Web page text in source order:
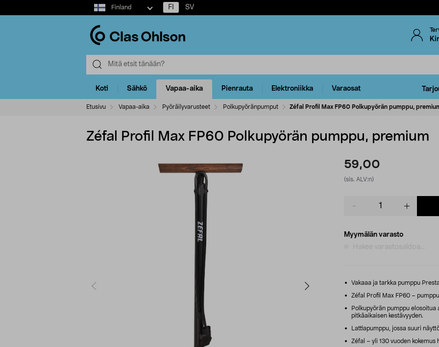
Select
market
Finland FI SV
Koti Sähkö Vapaa-aika Pienrauta Elektroniikka Varaosat
Etusivu Vapaa-aika Pyöräilyvarusteet Polkupyöränpumput Zéfal Profil Max FP60 Polkupyörän pumppu,
Zéfal Profil Max FP60 Polkupyörän pumppu, premium
59,00
(sis. ALV:n)
Myymälän varasto
Hakee varastosaldoa...
Vakaaa ja tarkka pumppu
Zéfal Profil Max FP60 –
Polkupyörän pumppu
pitkäaikaisen kestävyyden.
Lattiapumppu, jossa suuri
Zéfal – yli 130 vuoden